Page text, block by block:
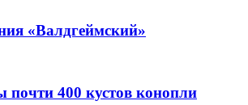
«Валдгеймский»
почти 400 кустов конопли